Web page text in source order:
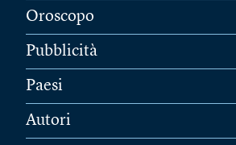
Oroscopo
Pubblicità
Paesi
Autori